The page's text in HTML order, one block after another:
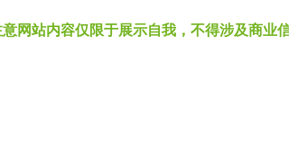
网站内容仅限于展示自我，不得涉及商业